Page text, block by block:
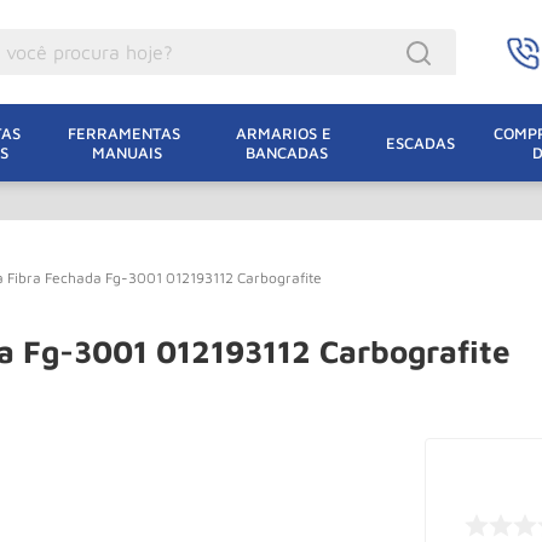
FERRAMENTAS
MANUAIS
ARMARIOS E
BANCADAS
ESCADAS
Fechada Fg-3001 012193112 Carbografite
3001 012193112 Carbografite
Eletrica